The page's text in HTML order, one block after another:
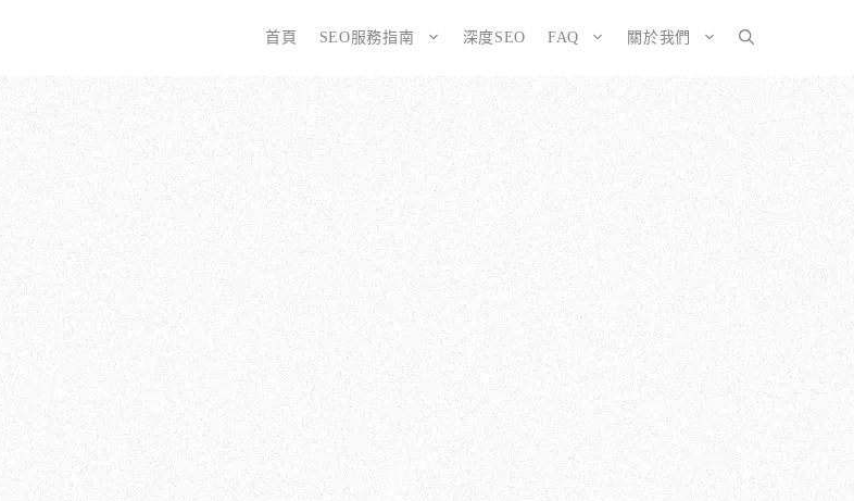
首頁 SEO服務指南
語法：提升SEO表現
字分布：精準地收錄
團隊：賦予深度與價值
法微調：搜尋引擎更愛
為SEO而生的網站
選擇CMS或客製化網站：為您的打造完美SEO網站
WordPress 架設與 SEO 優化完整方案
SEO網站改造：您的舊網站是否正在拖累排名？
SEO網站維護與長期優化
深度SEO FAQ
業務？
？
廣告行銷基礎知識
廣告平台與策略選擇
Google Ads 和 Facebook 廣告有什麼不
預算與效益管理
廣告投放後如何追蹤成效？
大奧資訊的網站架設服務包含哪些項目？
如何確保網站符合 SEO 標準？
網站架構與技術 SEO 優化
響應式設計的優勢
關於我們